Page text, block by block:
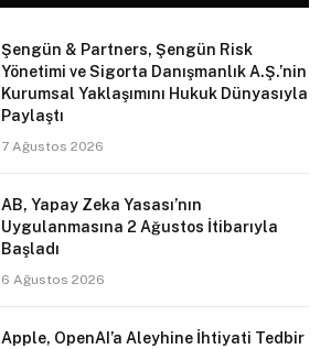
Şengün & Partners, Şengün Risk
Yönetimi ve Sigorta Danışmanlık A.Ş.’nin
Kurumsal Yaklaşımını Hukuk Dünyasıyla
Paylaştı
7 Ağustos 2026
AB, Yapay Zeka Yasası’nın
Uygulanmasına 2 Ağustos İtibarıyla
Başladı
6 Ağustos 2026
Apple, OpenAI’a Aleyhine İhtiyati Tedbir